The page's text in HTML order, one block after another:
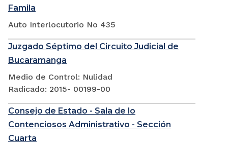
Famila
Auto Interlocutorio No 435
Juzgado Séptimo del Circuito Judicial de
Bucaramanga
Medio de Control: Nulidad
Radicado: 2015- 00199-00
Consejo de Estado - Sala de lo
Contenciosos Administrativo - Sección
Cuarta